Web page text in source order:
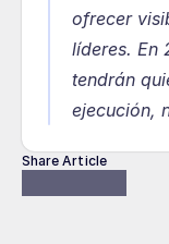
ofrecer
líderes. En
tendrán
ejecución,
Share Article